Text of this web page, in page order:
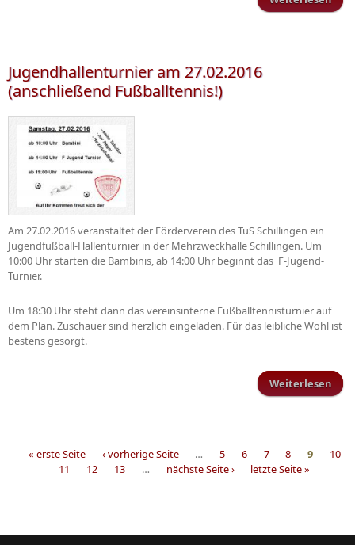
Jugendhallenturnier am 27.02.2016
(anschließend Fußballtennis!)
Am 27.02.2016 veranstaltet der Förderverein des TuS Schillingen ein
Jugendfußball-Hallenturnier in der Mehrzweckhalle Schillingen. Um
10:00 Uhr starten die Bambinis, ab 14:00 Uhr beginnt das F-Jugend-
Turnier.
Um 18:30 Uhr steht dann das vereinsinterne Fußballtennisturnier auf
dem Plan. Zuschauer sind herzlich eingeladen. Für das leibliche Wohl ist
bestens gesorgt.
Weiterlesen
« erste Seite ‹ vorherige Seite … 5 6 7 8 9
10
11
12 13 … nächste Seite › letzte Seite »